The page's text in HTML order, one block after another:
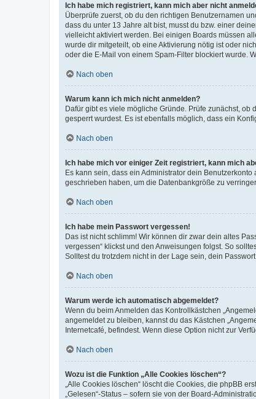
Ich habe mich registriert, kann mich aber nicht
Überprüfe zuerst, ob du den richtigen Benutzernamen
dass du unter 13 Jahre alt bist, musst du bzw. einer
vielleicht aktiviert werden. Bei einigen Boards müssen
wurde dir mitgeteilt, ob eine Aktivierung nötig ist oder
oder die E-Mail von einem Spam-Filter blockiert wurde.
Nach oben
Warum kann ich mich nicht anmelden?
Dafür gibt es viele mögliche Gründe. Prüfe zunächst,
gesperrt wurdest. Es ist ebenfalls möglich, dass ein
Nach oben
Ich habe mich vor einiger Zeit registriert, kann mich
Es kann sein, dass ein Administrator dein
geschrieben haben, um die Datenbankgröße zu
Nach oben
Ich habe mein Passwort vergessen!
Das ist nicht schlimm! Wir können dir zwar dein altes
vergessen“ klickst und den Anweisungen folgst. So
Solltest du trotzdem nicht in der Lage sein, dein
Nach oben
Warum werde ich automatisch abgemeldet?
Wenn du beim Anmelden das Kontrollkästchen
angemeldet zu bleiben, kannst du das Kästchen
Internetcafé, befindest. Wenn diese Option nicht zur
Nach oben
Wozu ist die Funktion „Alle Cookies löschen“?
„Alle Cookies löschen“ löscht die Cookies, die phpBB
„Gelesen“-Status – sofern sie von der Board-